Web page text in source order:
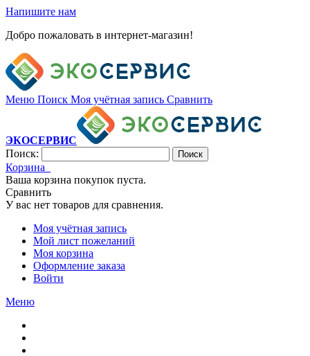
Напишите нам
Добро пожаловать в интернет-магазин!
Меню Поиск Моя учётная запись Сравнить
ЭКОСЕРВИС
Поиск:
Поиск
Корзина
Ваша корзина покупок пуста.
Сравнить
У вас нет товаров для сравнения.
Моя учётная запись
Мой лист пожеланий
Моя корзина
Оформление заказа
Войти
Меню